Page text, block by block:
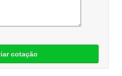
cotação